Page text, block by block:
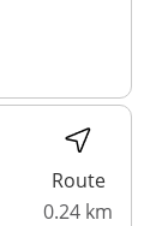
Route
0.24 km